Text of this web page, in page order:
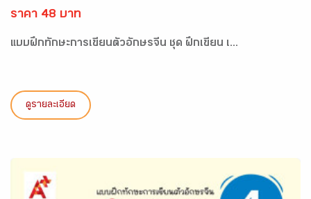
ราคา 48 บาท
แบบฝึกทักษะการเขียนตัวอักษรจีน ชุด ฝึกเขียน เ...
ดูรายละเอียด